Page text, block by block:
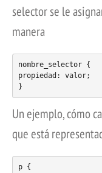
selector se le
manera
nombre_selector {
propiedad: valor;
Un ejemplo, cómo
que está
p {